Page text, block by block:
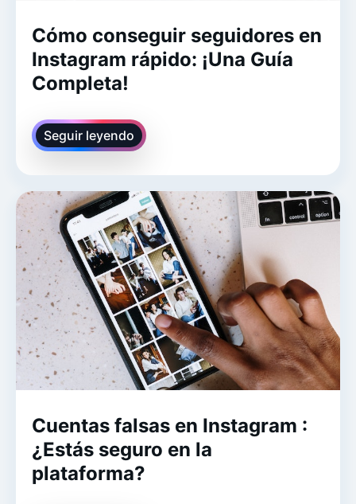
Cómo conseguir seguidores en
Instagram rápido: ¡Una Guía
Completa!
Seguir leyendo
Cuentas falsas en Instagram :
¿Estás seguro en la
plataforma?